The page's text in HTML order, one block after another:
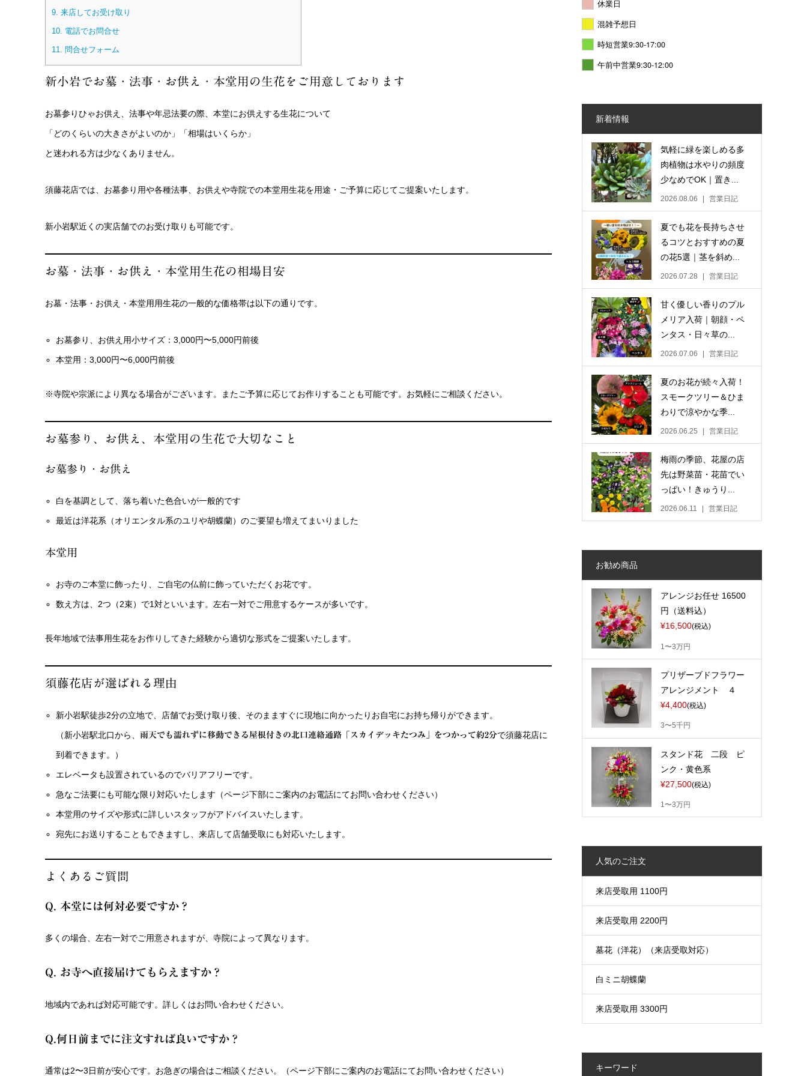
9. 来店してお受け取り
10. 電話でお問合せ
11. 問合せフォーム
新小岩でお墓・法事・お供え・本堂用の生花をご用意しております
お墓参りひゃお供え、法事や年忌法要の際、本堂にお供えする生花について
「どのくらいの大きさがよいのか」「相場はいくらか」
と迷われる方は少なくありません。
須藤花店では、お墓参り用や各種法事、お供えや寺院での本堂用生花を用途・ご予算に応じてご提案いたします。
新小岩駅近くの実店舗でのお受け取りも可能です。
お墓・法事・お供え・本堂用生花の相場目安
お墓・法事・お供え・本堂用用生花の一般的な価格帯は以下の通りです。
お墓参り、お供え用小サイズ：3,000円〜5,000円前後
本堂用：3,000円〜6,000円前後
※寺院や宗派により異なる場合がございます。またご予算に応じてお作りすることも可能です。お気軽にご相談ください。
お墓参り、お供え、本堂用の生花で大切なこと
お墓参り・お供え
白を基調として、落ち着いた色合いが一般的です
最近は洋花系（オリエンタル系のユリや胡蝶蘭）のご要望も増えてまいりました
本堂用
お寺のご本堂に飾ったり、ご自宅の仏前に飾っていただくお花です。
数え方は、2つ（2束）で1対といいます。左右一対でご用意するケースが多いです。
長年地域で法事用生花をお作りしてきた経験から適切な形式をご提案いたします。
須藤花店が選ばれる理由
新小岩駅徒歩2分の立地で、店舗でお受け取り後、そのまますぐに現地に向かったりお自宅にお持ち帰りができます。
（新小岩駅北口から、 雨天でも濡れずに移動できる屋根付きの北口連絡通路「スカイデッキたつみ」をつかって約2分で須藤花店に
到着できます。）
エレベータも設置されているのでバリアフリーです。
急なご法要にも可能な限り対応いたします（ページ下部にご案内のお電話にてお問い合わせください）
本堂用のサイズや形式に詳しいスタッフがアドバイスいたします。
宛先にお送りすることもできますし、来店して店舗受取にも対応いたします。
よくあるご質問
Q. 本堂には何対必要ですか？
多くの場合、左右一対でご用意されますが、寺院によって異なります。
Q. お寺へ直接届けてもらえますか？
地域内であれば対応可能です。詳しくはお問い合わせください。
Q.何日前までに注文すれば良いですか？
通常は2〜3日前が安心です。お急ぎの場合はご相談ください。（ページ下部にご案内のお電話にてお問い合わせください）
休業日
混雑予想日
時短営業9:30-17:00
午前中営業9:30-12:00
新着情報
気軽に緑を楽しめる多
肉植物は水やりの頻度
少なめでOK｜置き...
2026.08.06 営業日記
夏でも花を長持ちさせ
るコツとおすすめの夏
の花5選｜茎を斜め...
2026.07.28 営業日記
甘く優しい香りのプル
メリア入荷｜朝顔・ペ
ンタス・日々草の...
2026.07.06 営業日記
夏のお花が続々入荷！
スモークツリー＆ひま
わりで涼やかな季...
2026.06.25 営業日記
梅雨の季節、花屋の店
先は野菜苗・花苗でい
っぱい！きゅうり...
2026.06.11 営業日記
お勧め商品
アレンジお任せ 16500
円（送料込）
¥16,500(税込)
1〜3万円
プリザーブドフラワー
アレンジメント ４
¥4,400(税込)
3〜5千円
スタンド花 二段 ピ
ンク・黄色系
¥27,500(税込)
1〜3万円
人気のご注文
来店受取用 1100円
来店受取用 2200円
墓花（洋花）（来店受取対応）
白ミニ胡蝶蘭
来店受取用 3300円
キーワード